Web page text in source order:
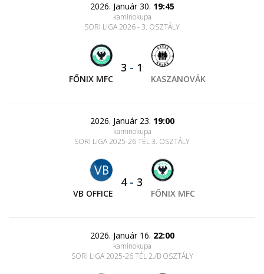
2026. Január 30. 19:45
kaminokupa
SORI LIGA 2026 - 3. OSZTÁLY
FŐNIX MFC
3 - 1
KASZANOVÁK
2026. Január 23. 19:00
kaminokupa
SORI LIGA 2025-26 TÉL 3. OSZTÁLY
VB OFFICE
4- 3
FŐNIX MFC
2026. Január 16. 22:00
kaminokupa
SORI LIGA 2025-26 TÉL 2./B OSZTÁLY